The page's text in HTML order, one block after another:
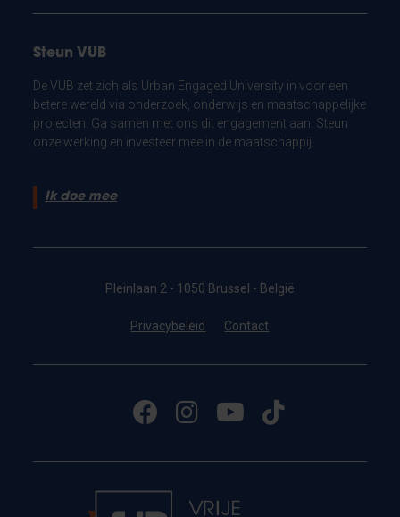
Steun VUB
De VUB zet zich als Urban Engaged University in voor een
betere wereld via onderzoek, onderwijs en maatschappelijke
projecten. Ga samen met ons dit engagement aan. Steun
onze werking en investeer mee in de maatschappij.
Ik doe mee
Pleinlaan 2 - 1050 Brussel - België
Privacybeleid Contact